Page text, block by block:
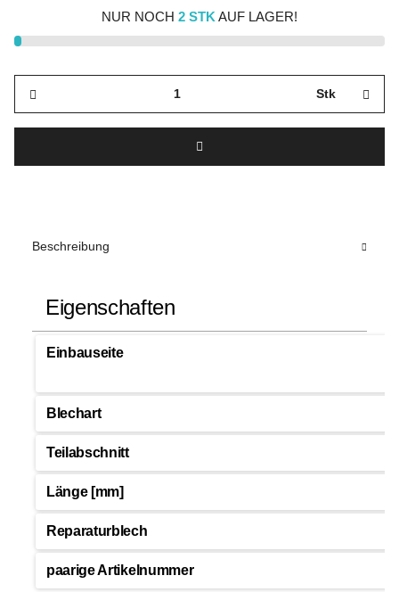
NUR NOCH 2 STK AUF LAGER!
Stk
Beschreibung
Eigenschaften
Einbauseite
Blechart
Teilabschnitt
Länge [mm]
Reparaturblech
paarige Artikelnummer